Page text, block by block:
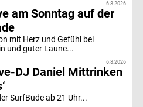
6.8.2026
am Sonntag auf der
mit Herz und Gefühl bei
und guter Laune...
6.8.2026
DJ Daniel Mittrinken
SurfBude ab 21 Uhr...